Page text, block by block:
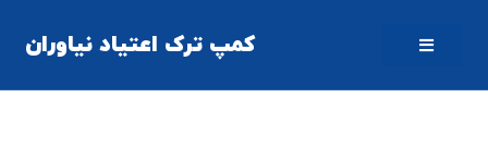
کمپ ترک اعتیاد نیاوران